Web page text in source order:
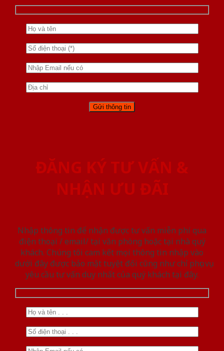
ĐĂNG KÝ TƯ VẤN &
NHẬN ƯU ĐÃI
Nhập thông tin để nhận được tư vấn miễn phí qua
điện thoại / email/ tại văn phòng hoặc tại nhà quý
khách. Chúng tôi cam kết mọi thông tin nhập vào
dưới đây được bảo mật tuyệt đối cũng như chỉ phục vụ
yêu cầu tư vấn duy nhất của quý khách tại đây.